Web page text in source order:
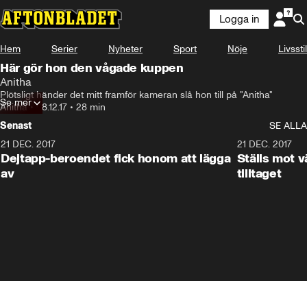
Logga in
Hem Serier Nyheter Sport Nöje Livsstil
Här gör hon den vågade kuppen
Anitha
Plötsligt händer det mitt framför kameran slå hon till på "Anitha"
Anitha•08.12.17 • 28 min
Se mer
Senast
SE ALLA
21 DEC. 2017
Dejtapp-beroendet fick honom att lägga
av
21 DEC. 2017
Ställs mot
tilltaget